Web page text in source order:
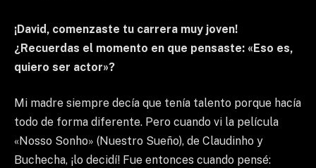
¡David, comenzaste tu carrera muy joven!
¿Recuerdas el momento en que pensaste: «Eso es,
quiero ser actor»?
Mi madre siempre decía que tenía talento porque hacía
todo de forma diferente. Pero cuando vi la película
«Nosso Sonho» (Nuestro Sueño), de Claudinho y
Buchecha, ¡lo decidí! Fue entonces cuando pensé: